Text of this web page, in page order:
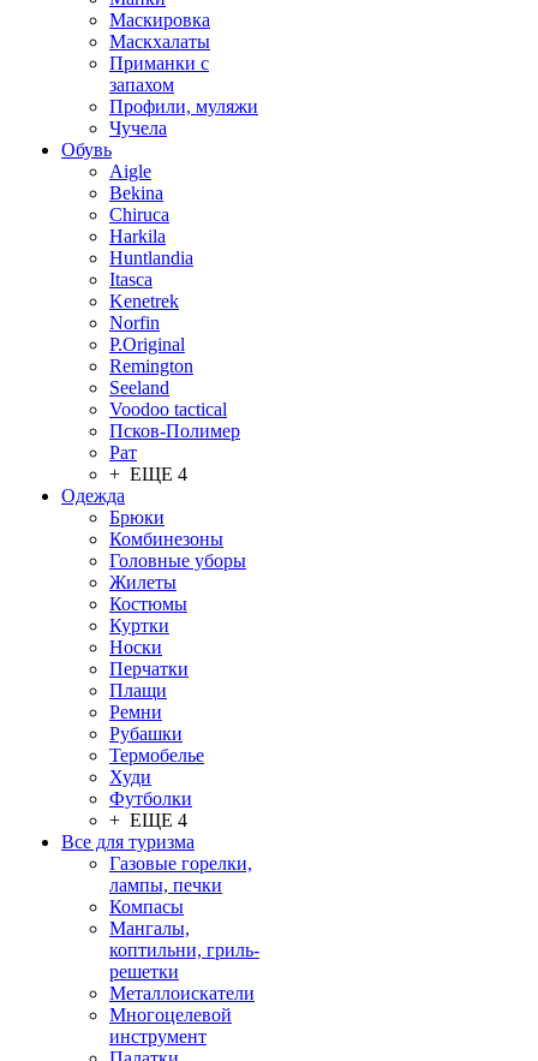
Маскировка
Маскхалаты
Приманки с
запахом
Профили, муляжи
Чучела
Обувь
Aigle
Bekina
Chiruсa
Harkila
Huntlandia
Itasca
Kenetrek
Norfin
P.Original
Remington
Seeland
Voodoo tactical
Псков-Полимер
Рат
+ ЕЩЕ 4
Одежда
Брюки
Комбинезоны
Головные уборы
Жилеты
Костюмы
Куртки
Носки
Перчатки
Плащи
Ремни
Рубашки
Термобелье
Худи
Футболки
+ ЕЩЕ 4
Все для туризма
Газовые горелки,
лампы, печки
Компасы
Мангалы,
коптильни, гриль-
решетки
Металлоискатели
Многоцелевой
инструмент